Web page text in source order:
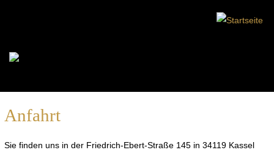
Anfahrt
Sie finden uns in der Friedrich-Ebert-Straße 145 in 34119 Kassel